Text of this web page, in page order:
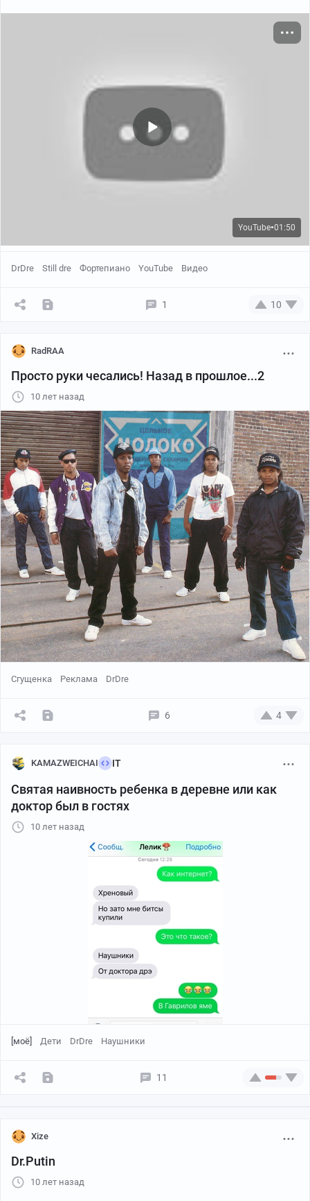
YouTube●01:50
DrDre Still dre Фортепиано YouTube Видео
1 10
RadRAA
Просто руки чесались! Назад в прошлое...2
10 лет назад
Сгущенка Реклама DrDre
6 4
KAMAZWEICHAI IT
Святая наивность ребенка в деревне или как
доктор был в гостях
10 лет назад
[моё] Дети DrDre Наушники
11
Xize
Dr.Putin
10 лет назад